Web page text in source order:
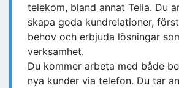
telekom, bland annat Telia. Du
skapa goda kundrelationer,
behov och erbjuda lösningar
verksamhet.
Du kommer arbeta med både
nya kunder via telefon. Du tar